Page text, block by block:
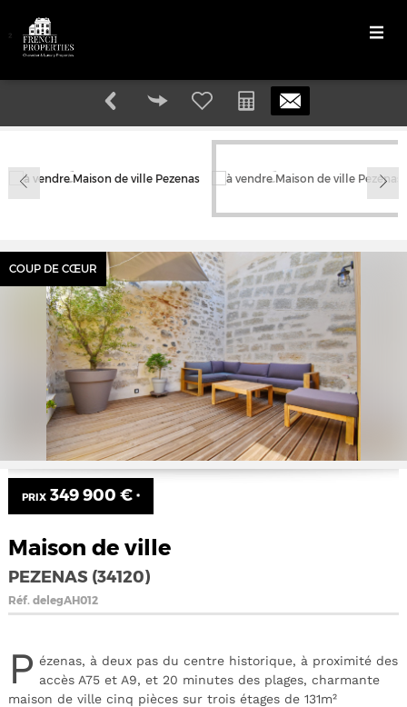
²
COUP DE CŒUR
PRIX349 900 € *
Maison de ville
PEZENAS (34120)
Réf.delegAH012
P ézenas, à deux pas du centre historique, à proximité des
accès A75 et A9, et 20 minutes des plages, charmante
maison de ville cinq pièces sur trois étages de 131m²